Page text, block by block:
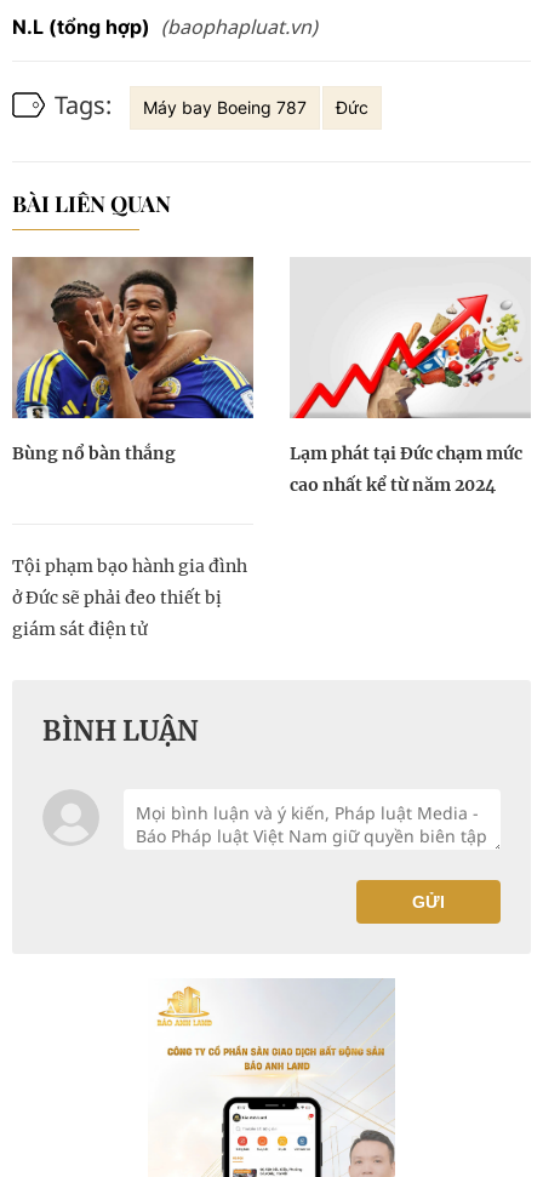
N.L (tổng hợp) (baophapluat.vn)
Tags: Máy bay Boeing 787 Đức
BÀI LIÊN QUAN
Bùng nổ bàn thắng
Lạm phát tại Đức chạm mức
cao nhất kể từ năm 2024
Tội phạm bạo hành gia đình
ở Đức sẽ phải đeo thiết bị
giám sát điện tử
BÌNH LUẬN
GỬI